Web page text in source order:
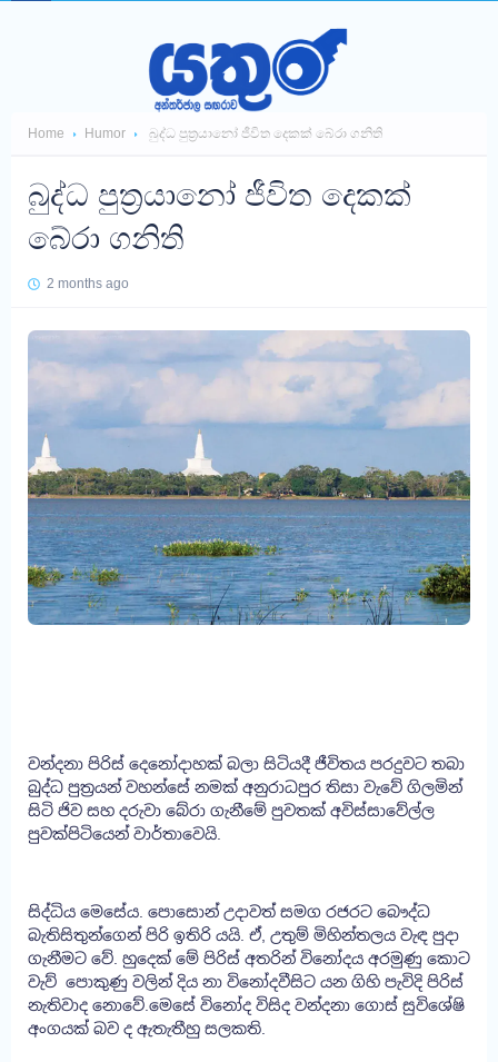
Home Humor බුද්ධ පුත්‍රයානෝ ජීවිත දෙකක් බේරා ගනිති
බුද්ධ පුත්‍රයානෝ ජීවිත දෙකක්
බේරා ගනිති
2 months ago
වන්දනා පිරිස් දෙනෝදාහක් බලා සිටියදී ජීවිතය පරදුවට තබා
බුද්ධ පුත්‍රයන් වහන්සේ නමක් අනුරාධපුර තිසා වැවේ ගිලමින්
සිටි ජිව සහ දරුවා බේරා ගැනීමේ පුවතක් අවිස්සාවේල්ල
පුවක්පිටියෙන් වාර්තාවෙයි.
සිද්ධිය මෙසේය. පොසොන් උදාවත් සමග රජරට බෞද්ධ
බැතිසිතුන්ගෙන් පිරි ඉතිරි යයි. ඒ, උතුම් මිහින්තලය වැඳ පුදා
ගැනීමට වේ. හුදෙක් මේ පිරිස් අතරින් විනෝදය අරමුණු කොට
වැව් පොකුණු වලින් දිය නා විනෝදවීසිට යන ගිහි පැවිදි පිරිස්
නැතිවාද නොවේ.මෙසේ විනෝද විසිද වන්දනා ගොස් සුවිශේෂි
අංගයක් බව ද ඇතැතීහු සලකති.